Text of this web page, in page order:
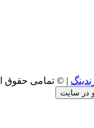
| © تمامی حقوق
در سایت